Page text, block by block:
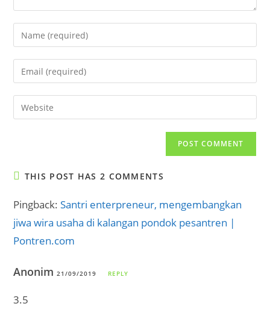
Enter
your
name
comment
Enter
your
email
address
Enter
your
THIS POST HAS 2 COMMENTS
Pingback:Santri enterpreneur, mengembangkan
jiwa wira usaha di kalangan pondok pesantren |
Pontren.com
Anonim21/09/2019 REPLY
3.5